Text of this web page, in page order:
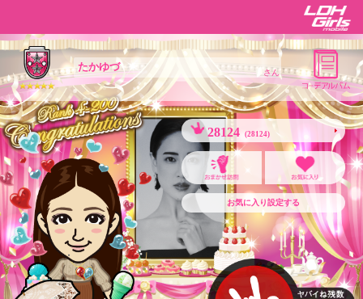
たかゆづ さん
28124 (28124)
お気に入り設定する